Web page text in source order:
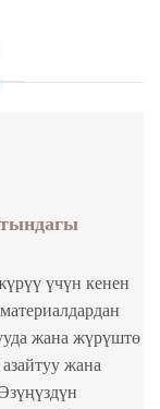
үчүн кенен
жана жүрүштө
жана